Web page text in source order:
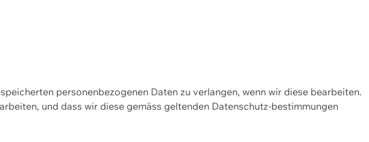
personenbezogenen Daten zu verlangen, wenn wir diese bearbeiten.
und dass wir diese gemäss geltenden Datenschutz-bestimmungen